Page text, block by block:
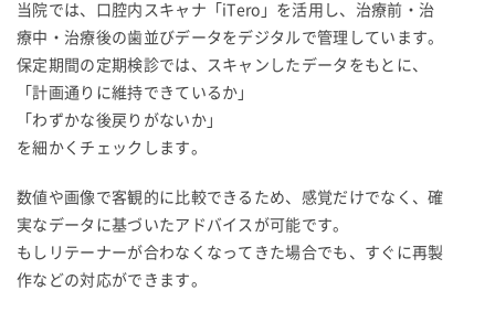
当院では、口腔内スキャナ「iTero」を活用し、治療前・治
療中・治療後の歯並びデータをデジタルで管理しています。
保定期間の定期検診では、スキャンしたデータをもとに、
「計画通りに維持できているか」
「わずかな後戻りがないか」
を細かくチェックします。
数値や画像で客観的に比較できるため、感覚だけでなく、確
実なデータに基づいたアドバイスが可能です。
もしリテーナーが合わなくなってきた場合でも、すぐに再製
作などの対応ができます。